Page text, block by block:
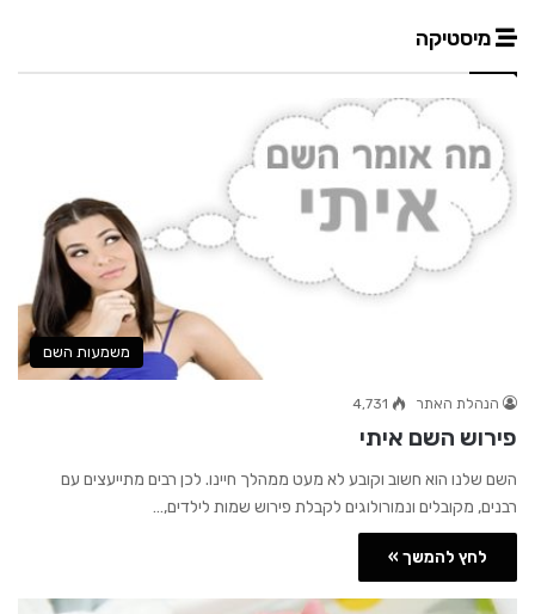
מיסטיקה
משמעות השם
הנהלת האתר 4,731
פירוש השם איתי
השם שלנו הוא חשוב וקובע לא מעט ממהלך חיינו. לכן רבים מתייעצים עם
רבנים, מקובלים ונמורולוגים לקבלת פירוש שמות לילדים,…
לחץ להמשך »